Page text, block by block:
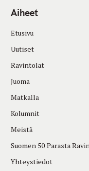
Aiheet
Etusivu
Uutiset
Ravintolat
Juoma
Matkalla
Kolumnit
Meistä
Suomen 50 Parasta
Yhteystiedot